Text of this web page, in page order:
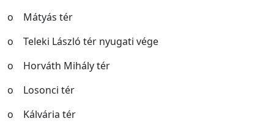
o Mátyás tér
o Teleki László tér nyugati vége
o Horváth Mihály tér
o Losonci tér
o Kálvária tér